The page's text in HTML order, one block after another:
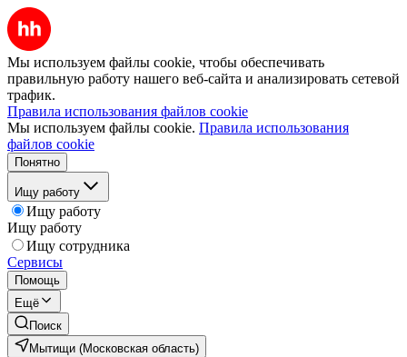
Мы используем файлы cookie, чтобы обеспечивать
правильную работу нашего веб-сайта и анализировать сетевой
трафик.
Правила использования файлов cookie
Мы используем файлы cookie. Правила использования
файлов cookie
Понятно
Ищу работу
Ищу работу
Ищу работу
Ищу сотрудника
Сервисы
Помощь
Ещё
Поиск
Мытищи (Московская область)